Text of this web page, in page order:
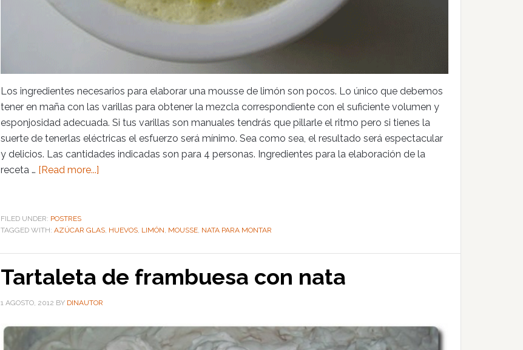
Los ingredientes necesarios para elaborar una mousse de limón son pocos. Lo único que debemos
tener en maña con las varillas para obtener la mezcla correspondiente con el suficiente volumen y
esponjosidad adecuada. Si tus varillas son manuales tendrás que pillarle el ritmo pero si tienes la
suerte de tenerlas eléctricas el esfuerzo será mínimo. Sea como sea, el resultado será espectacular
y delicios. Las cantidades indicadas son para 4 personas. Ingredientes para la elaboración de la
receta … [Read more...]
FILED UNDER: POSTRES
TAGGED WITH: AZÚCAR GLAS, HUEVOS, LIMÓN, MOUSSE, NATA PARA MONTAR
Tartaleta de frambuesa con nata
1 AGOSTO, 2012 BY DINAUTOR